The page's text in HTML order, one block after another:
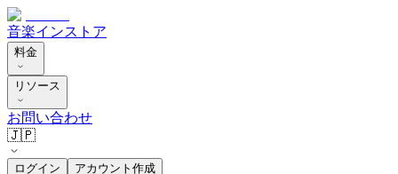
音楽インストア
料金
リソース
お問い合わせ
🇯🇵
ログイン アカウント作成